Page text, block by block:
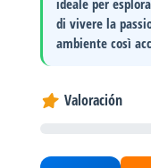
ideale per
di vivere la
ambiente così
Valoración